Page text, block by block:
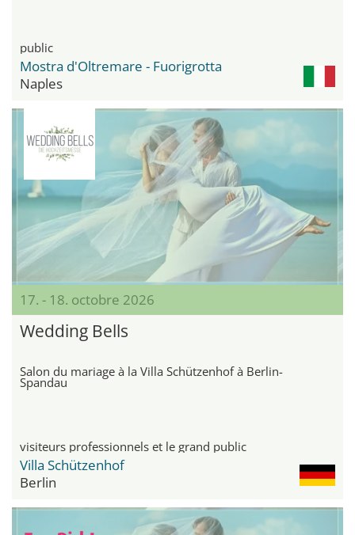
public
Mostra d'Oltremare - Fuorigrotta
Naples
17. - 18. octobre 2026
Wedding Bells
Salon du mariage à la Villa Schützenhof à Berlin-
Spandau
visiteurs professionnels et le grand public
Villa Schützenhof
Berlin